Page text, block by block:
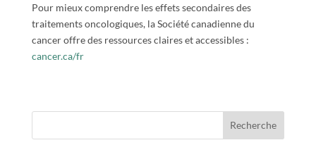
Pour mieux comprendre les effets secondaires des
traitements oncologiques, la Société canadienne du
cancer offre des ressources claires et accessibles :
cancer.ca/fr
Recherche